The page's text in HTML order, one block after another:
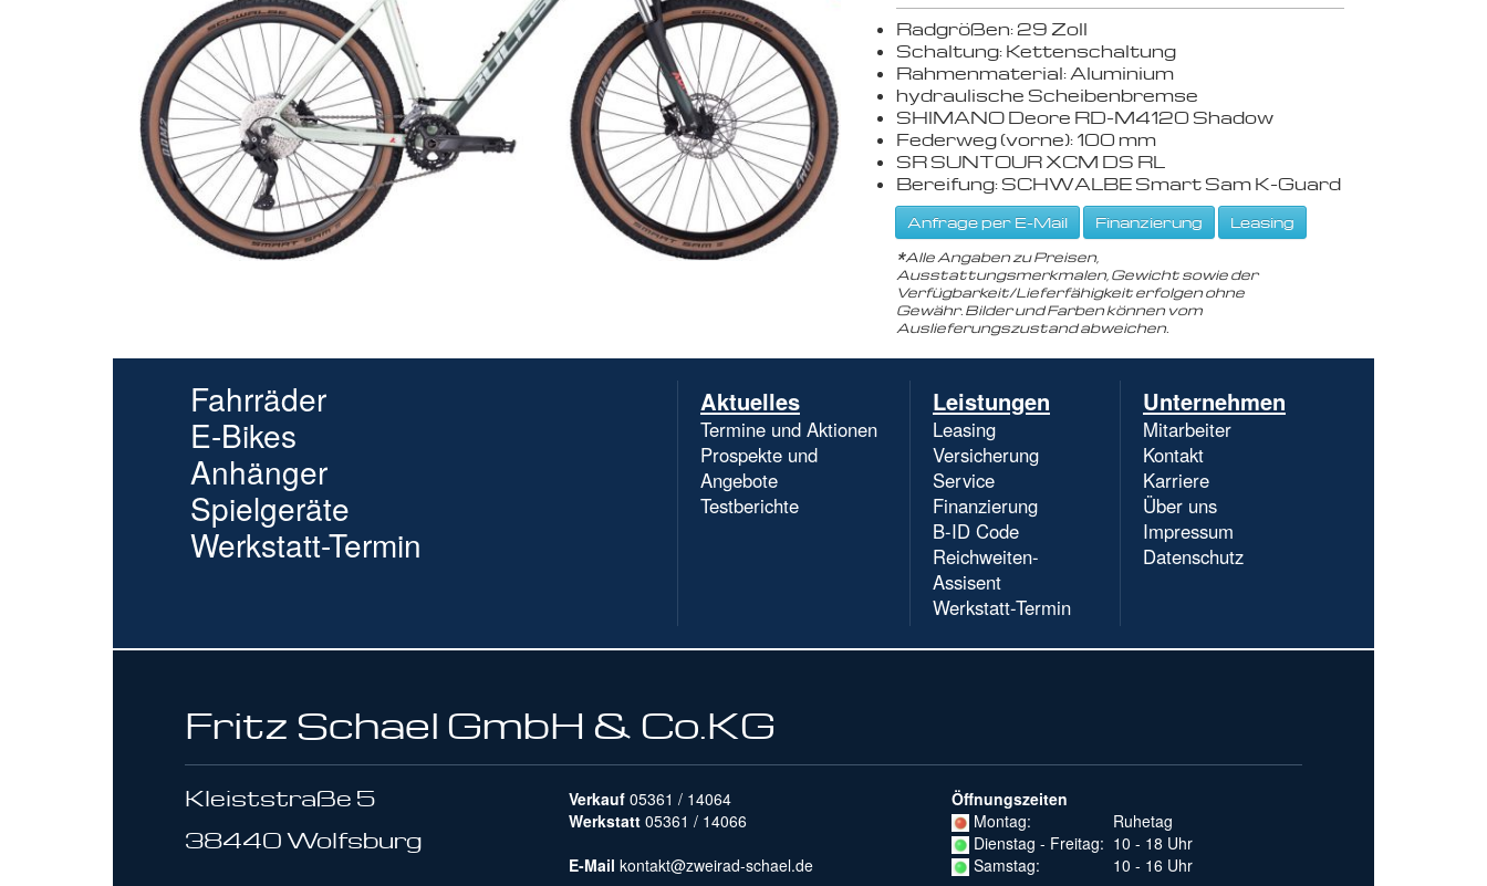
Radgrößen: 29 Zoll
Schaltung: Kettenschaltung
Rahmenmaterial: Aluminium
hydraulische Scheibenbremse
SHIMANO Deore RD-M4120 Shadow
Federweg (vorne): 100 mm
SR SUNTOUR XCM DS RL
Bereifung: SCHWALBE Smart Sam K-Guard
Anfrage per E-Mail Finanzierung Leasing
*Alle Angaben zu Preisen,
Ausstattungsmerkmalen, Gewicht sowie der
Verfügbarkeit/Lieferfähigkeit erfolgen ohne
Gewähr. Bilder und Farben können vom
Auslieferungszustand abweichen.
Navigation
überspringen
Fahrräder
E-Bikes
Anhänger
Spielgeräte
Werkstatt-Termin
Navigation
überspringen
Aktuelles
Termine und Aktionen
Prospekte und
Angebote
Testberichte
Leistungen
Leasing
Versicherung
Service
Finanzierung
B-ID Code
Reichweiten-
Assisent
Werkstatt-Termin
Unternehmen
Mitarbeiter
Kontakt
Karriere
Über uns
Impressum
Datenschutz
Fritz Schael GmbH & Co.KG
Kleiststraße 5
38440 Wolfsburg
Verkauf 05361 / 14064
Werkstatt 05361 / 14066
E-Mail kontakt@zweirad-schael.de
Öffnungszeiten
Montag:
Ruhetag
Dienstag - Freitag: 10 - 18 Uhr
Samstag:
10 - 16 Uhr